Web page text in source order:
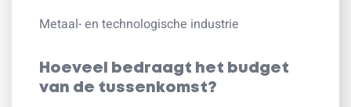
Metaal- en technologische industrie
Hoeveel bedraagt het budget
van de tussenkomst?